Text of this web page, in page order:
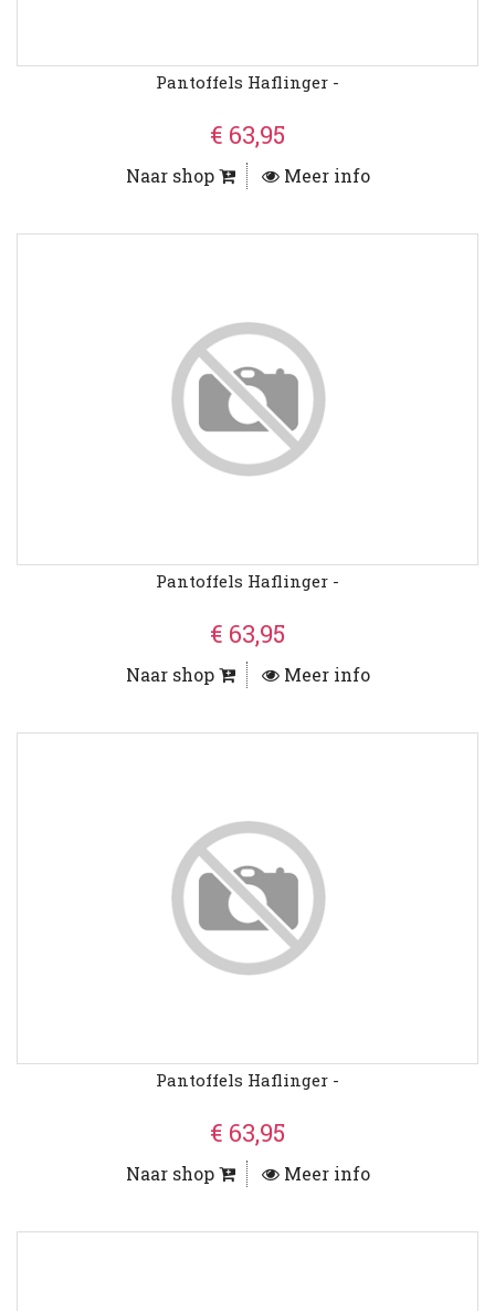
Pantoffels Haflinger -
€ 63,95
Naar shop Meer info
Pantoffels Haflinger -
€ 63,95
Naar shop Meer info
Pantoffels Haflinger -
€ 63,95
Naar shop Meer info